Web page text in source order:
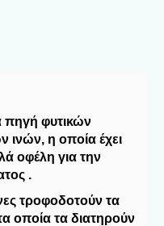
πηγή φυτικών
ινών, η οποία έχει
οφέλη για την
.
τροφοδοτούν τα
οποία τα διατηρούν